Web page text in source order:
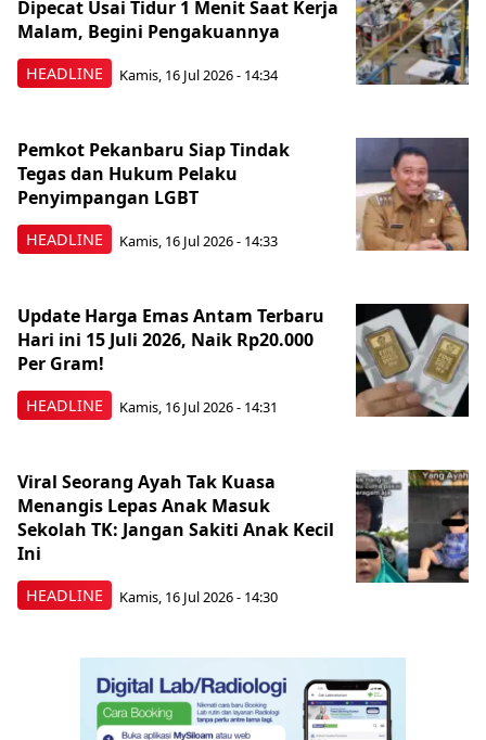
HEADLINE
Dipecat Usai Tidur 1 Menit Saat Kerja
Malam, Begini Pengakuannya
Kamis, 16 Jul 2026 - 14:34
HEADLINE
Pemkot Pekanbaru Siap Tindak
Tegas dan Hukum Pelaku
Penyimpangan LGBT
Kamis, 16 Jul 2026 - 14:33
HEADLINE
Update Harga Emas Antam Terbaru
Hari ini 15 Juli 2026, Naik Rp20.000
Per Gram!
Kamis, 16 Jul 2026 - 14:31
HEADLINE
Viral Seorang Ayah Tak Kuasa
Menangis Lepas Anak Masuk
Sekolah TK: Jangan Sakiti Anak Kecil
Ini
Kamis, 16 Jul 2026 - 14:30